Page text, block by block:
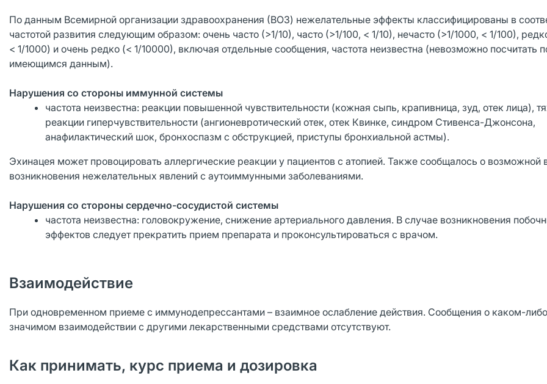
По данным Всемирной организации здравоохранения (ВОЗ) нежелательные эффекты классифицированы в
частотой развития следующим образом: очень часто (>1/10), часто (>1/100, < 1/10), нечасто (>1/1000, < 1/100),
< 1/1000) и очень редко (< 1/10000), включая отдельные сообщения, частота неизвестна (невозможно посчитать
имеющимся данным).
Нарушения со стороны иммунной системы
частота неизвестна: реакции повышенной чувствительности (кожная сыпь, крапивница, зуд, отек лица),
реакции гиперчувствительности (ангионевротический отек, отек Квинке, синдром Стивенса-Джонсона,
анафилактический шок, бронхоспазм с обструкцией, приступы бронхиальной астмы).
Эхинацея может провоцировать аллергические реакции у пациентов с атопией. Также сообщалось о возможной
возникновения нежелательных явлений с аутоиммунными заболеваниями.
Нарушения со стороны сердечно-сосудистой системы
частота неизвестна: головокружение, снижение артериального давления. В случае возникновения
эффектов следует прекратить прием препарата и проконсультироваться с врачом.
Взаимодействие
При одновременном приеме с иммунодепрессантами – взаимное ослабление дeйcтвия. Сообщения о каком-
значимом взаимодействии с другими лекарственными средствами отсутствуют.
Как принимать, курс приема и дозировка